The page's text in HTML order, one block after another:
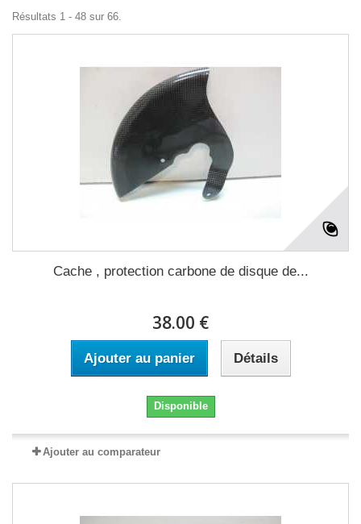
Résultats 1 - 48 sur 66.
Cache , protection carbone de disque de...
38.00 €
Ajouter au panier Détails
Disponible
Ajouter au comparateur